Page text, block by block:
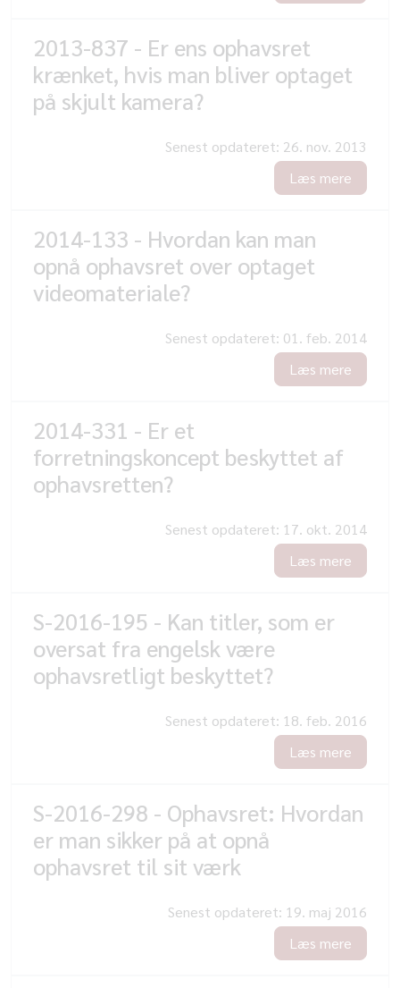
2013-837 - Er ens ophavsret
krænket, hvis man bliver optaget
på skjult kamera?
Senest opdateret: 26. nov. 2013
Læs mere
2014-133 - Hvordan kan man
opnå ophavsret over optaget
videomateriale?
Senest opdateret: 01. feb. 2014
Læs mere
2014-331 - Er et
forretningskoncept beskyttet af
ophavsretten?
Senest opdateret: 17. okt. 2014
Læs mere
S-2016-195 - Kan titler, som er
oversat fra engelsk være
ophavsretligt beskyttet?
Senest opdateret: 18. feb. 2016
Læs mere
S-2016-298 - Ophavsret: Hvordan
er man sikker på at opnå
ophavsret til sit værk
Senest opdateret: 19. maj 2016
Læs mere